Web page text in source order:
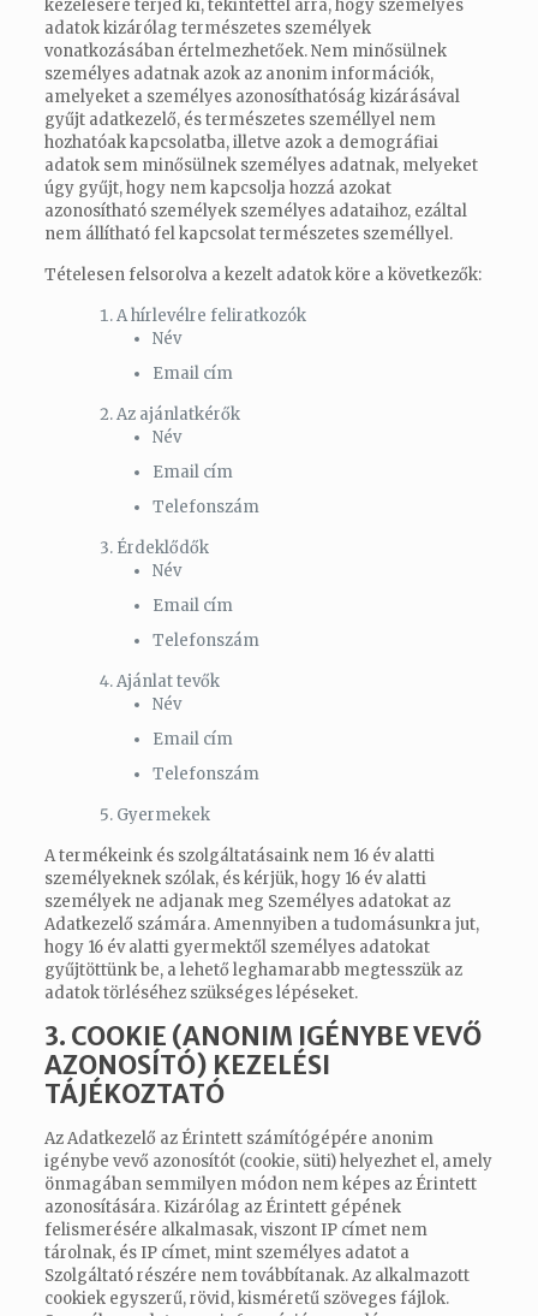
kezelésére terjed ki, tekintettel arra, hogy személyes
adatok kizárólag természetes személyek
vonatkozásában értelmezhetőek. Nem minősülnek
személyes adatnak azok az anonim információk,
amelyeket a személyes azonosíthatóság kizárásával
gyűjt adatkezelő, és természetes személlyel nem
hozhatóak kapcsolatba, illetve azok a demográfiai
adatok sem minősülnek személyes adatnak, melyeket
úgy gyűjt, hogy nem kapcsolja hozzá azokat
azonosítható személyek személyes adataihoz, ezáltal
nem állítható fel kapcsolat természetes személlyel.
Tételesen felsorolva a kezelt adatok köre a következők:
A hírlevélre feliratkozók
Név
Email cím
Az ajánlatkérők
Név
Email cím
Telefonszám
Érdeklődők
Név
Email cím
Telefonszám
Ajánlat tevők
Név
Email cím
Telefonszám
Gyermekek
A termékeink és szolgáltatásaink nem 16 év alatti
személyeknek szólak, és kérjük, hogy 16 év alatti
személyek ne adjanak meg Személyes adatokat az
Adatkezelő számára. Amennyiben a tudomásunkra jut,
hogy 16 év alatti gyermektől személyes adatokat
gyűjtöttünk be, a lehető leghamarabb megtesszük az
adatok törléséhez szükséges lépéseket.
3. COOKIE (ANONIM IGÉNYBE VEVŐ
AZONOSÍTÓ) KEZELÉSI
TÁJÉKOZTATÓ
Az Adatkezelő az Érintett számítógépére anonim
igénybe vevő azonosítót (cookie, süti) helyezhet el, amely
önmagában semmilyen módon nem képes az Érintett
azonosítására. Kizárólag az Érintett gépének
felismerésére alkalmasak, viszont IP címet nem
tárolnak, és IP címet, mint személyes adatot a
Szolgáltató részére nem továbbítanak. Az alkalmazott
cookiek egyszerű, rövid, kisméretű szöveges fájlok.